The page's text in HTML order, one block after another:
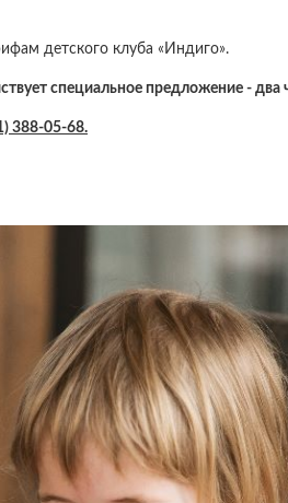
детского клуба «Индиго».
специальное предложение - два
388-05-68.